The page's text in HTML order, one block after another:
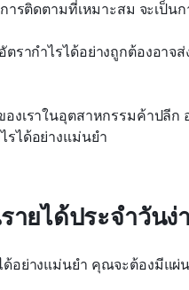
ารติดตามที่เหมาะสม จะเป็
รากำไรได้อย่างถูกต้องอาจ
เราในอุตสาหกรรมค้าปลีก
รได้อย่างแม่นยำ
ายได้ประจำวันง่
ด้อย่างแม่นยำ คุณจะต้องมีแ